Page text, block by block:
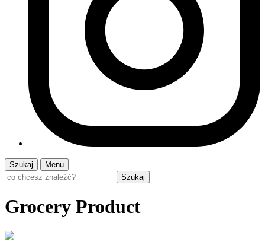
Szukaj
Menu
Szukaj
Grocery Product